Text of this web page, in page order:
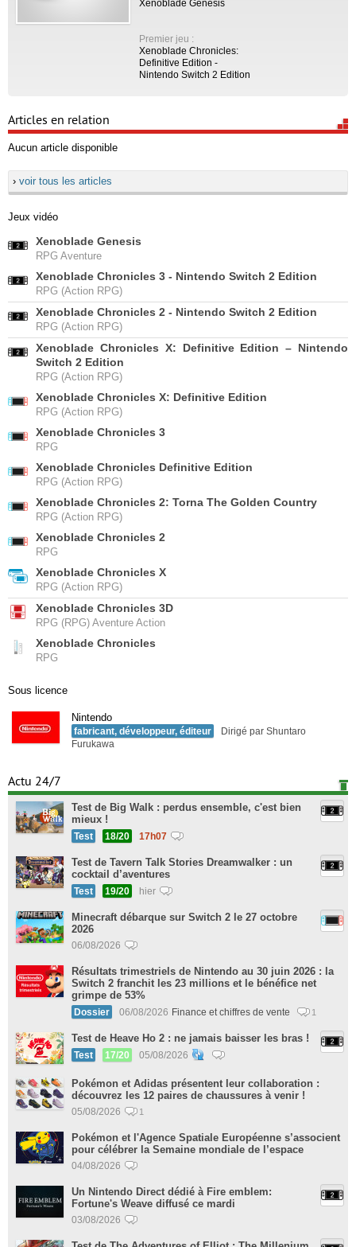
Xenoblade Genesis
Premier jeu :
Xenoblade Chronicles:
Definitive Edition -
Nintendo Switch 2 Edition
Articles en relation
Aucun article disponible
› voir tous les articles
Jeux vidéo
Xenoblade Genesis
RPG Aventure
Xenoblade Chronicles 3 - Nintendo Switch 2 Edition
RPG (Action RPG)
Xenoblade Chronicles 2 - Nintendo Switch 2 Edition
RPG (Action RPG)
Xenoblade Chronicles X: Definitive Edition – Nintendo
Switch 2 Edition
RPG (Action RPG)
Xenoblade Chronicles X: Definitive Edition
RPG (Action RPG)
Xenoblade Chronicles 3
RPG
Xenoblade Chronicles Definitive Edition
RPG (Action RPG)
Xenoblade Chronicles 2: Torna The Golden Country
RPG (Action RPG)
Xenoblade Chronicles 2
RPG
Xenoblade Chronicles X
RPG (Action RPG)
Xenoblade Chronicles 3D
RPG (RPG) Aventure Action
Xenoblade Chronicles
RPG
Sous licence
Nintendo
fabricant, développeur, éditeur
Dirigé par Shuntaro
Furukawa
Actu 24/7
Test de Big Walk : perdus ensemble, c'est bien
mieux !
Test 18/20 17h07
Test de Tavern Talk Stories Dreamwalker : un
cocktail d’aventures
Test 19/20 hier
Minecraft débarque sur Switch 2 le 27 octobre
2026
06/08/2026
Résultats trimestriels de Nintendo au 30 juin 2026 : la
Switch 2 franchit les 23 millions et le bénéfice net
grimpe de 53%
Dossier 06/08/2026 Finance et chiffres de vente 1
Test de Heave Ho 2 : ne jamais baisser les bras !
Test 17/20 05/08/2026
Pokémon et Adidas présentent leur collaboration :
découvrez les 12 paires de chaussures à venir !
05/08/2026 1
Pokémon et l'Agence Spatiale Européenne s’associent
pour célébrer la Semaine mondiale de l’espace
04/08/2026
Un Nintendo Direct dédié à Fire emblem:
Fortune's Weave diffusé ce mardi
03/08/2026